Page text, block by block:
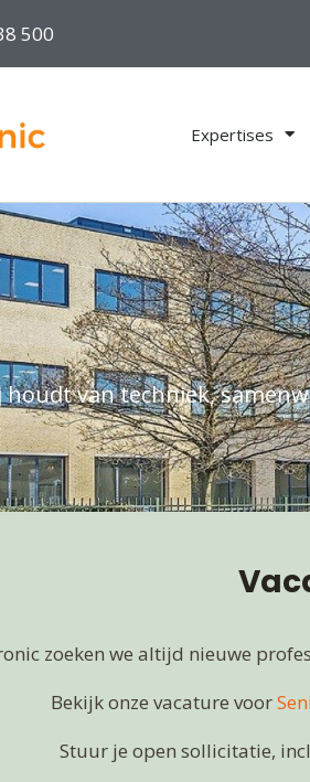
500
Expertises
houdt van techniek,
zoeken we altijd nieuwe
Bekijk onze vacature voor
Stuur je open sollicitatie,